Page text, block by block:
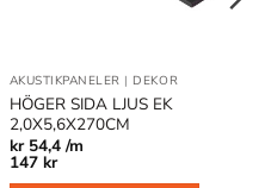
AKUSTIKPANELER | DEKOR
HÖGER SIDA LJUS EK
2,0X5,6X270CM
kr54,4 /m
147 kr